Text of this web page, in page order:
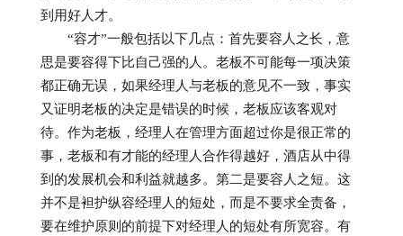
到用好人才。
“容才”一般包括以下几点：首先要容人之长，意
思是要容得下比自己强的人。老板不可能每一项决策
都正确无误，如果经理人与老板的意见不一致，事实
又证明老板的决定是错误的时候，老板应该客观对
待。作为老板，经理人在管理方面超过你是很正常的
事，老板和有才能的经理人合作得越好，酒店从中得
到的发展机会和利益就越多。第二是要容人之短。这
并不是袒护纵容经理人的短处，而是不要求全责备，
要在维护原则的前提下对经理人的短处有所宽容。有